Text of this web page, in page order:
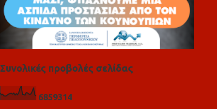
Συνολικές προβολές σελίδας
6859314